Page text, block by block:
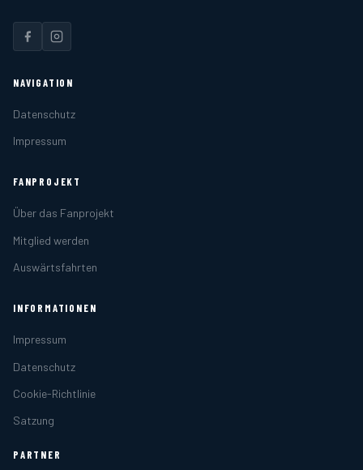
NAVIGATION
Datenschutz
Impressum
FANPROJEKT
Über das Fanprojekt
Mitglied werden
Auswärtsfahrten
INFORMATIONEN
Impressum
Datenschutz
Cookie-Richtlinie
Satzung
PARTNER